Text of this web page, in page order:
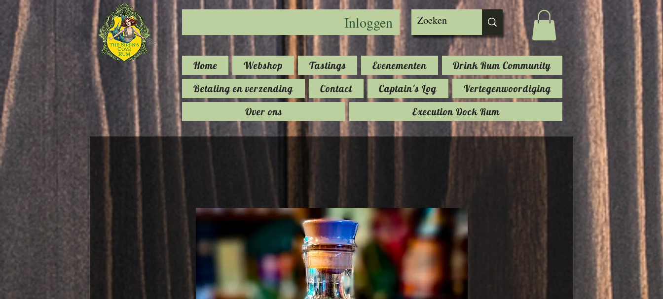
Inloggen
Home Webshop Tastings Evenementen
Drink Rum Community
Betaling en verzending
Contact Captain's Log
Vertegenwoordiging
Over ons
Execution Dock Rum